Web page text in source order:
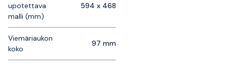
upotettava
malli (mm)
594 x 468
Viemäriaukon
koko
97 mm